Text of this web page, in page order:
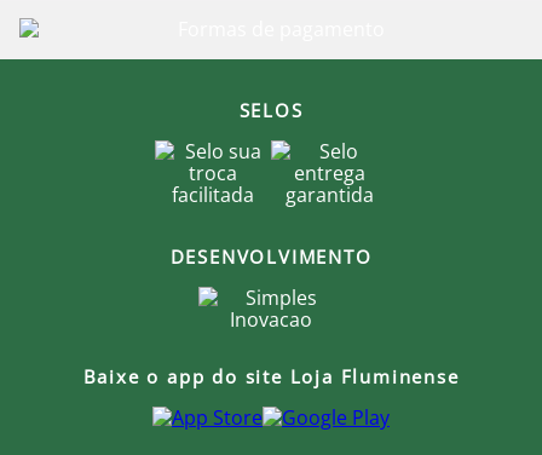
SELOS
DESENVOLVIMENTO
Baixe o app do site Loja Fluminense